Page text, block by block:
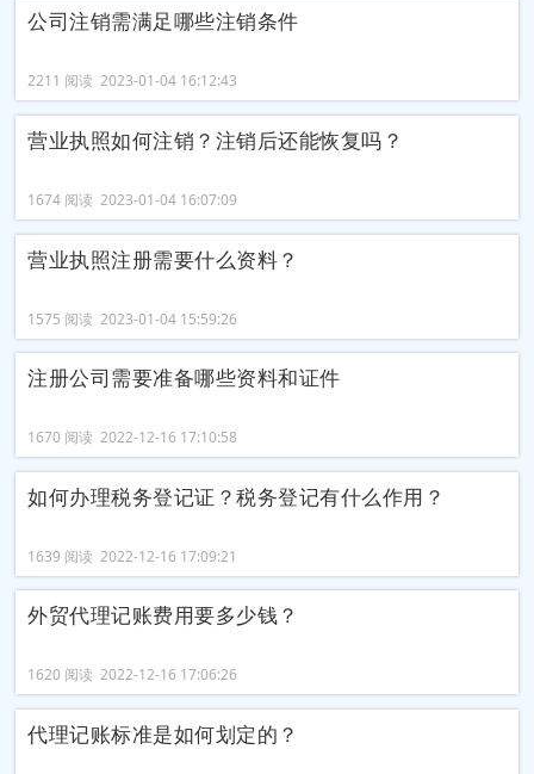
公司注销需满足哪些注销条件
2211 阅读 2023-01-04 16:12:43
营业执照如何注销？注销后还能恢复吗？
1674 阅读 2023-01-04 16:07:09
营业执照注册需要什么资料？
1575 阅读 2023-01-04 15:59:26
注册公司需要准备哪些资料和证件
1670 阅读 2022-12-16 17:10:58
如何办理税务登记证？税务登记有什么作用？
1639 阅读 2022-12-16 17:09:21
外贸代理记账费用要多少钱？
1620 阅读 2022-12-16 17:06:26
代理记账标准是如何划定的？